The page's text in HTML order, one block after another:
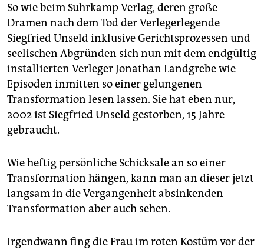
So wie beim Suhrkamp Verlag, deren große
Dramen nach dem Tod der Verlegerlegende
Siegfried Unseld inklusive Gerichtsprozessen und
seelischen Abgründen sich nun mit dem endgültig
installierten Verleger Jonathan Landgrebe wie
Episoden inmitten so einer gelungenen
Transformation lesen lassen. Sie hat eben nur,
2002 ist Siegfried Unseld gestorben, 15 Jahre
gebraucht.
Wie heftig persönliche Schicksale an so einer
Transformation hängen, kann man an dieser jetzt
langsam in die Vergangenheit absinkenden
Transformation aber auch sehen.
Irgendwann fing die Frau im roten Kostüm vor der